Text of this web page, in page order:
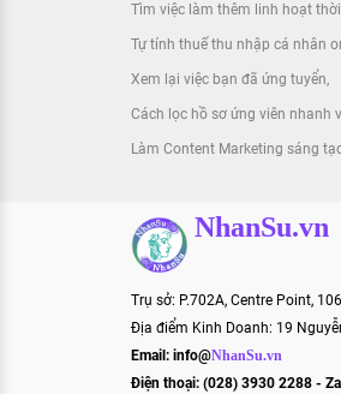
Tìm việc làm thêm linh hoạt
Tự tính thuế thu nhập cá nhân
Xem lại việc bạn đã ứng tuyển
Cách lọc hồ sơ ứng viên nhanh
Làm Content Marketing sáng
NhanSu.vn
Trụ sở: P.702A, Centre Point,
Địa điểm Kinh Doanh: 19
Email: info@NhanSu.vn
Điện thoại: (028) 3930 2288 -